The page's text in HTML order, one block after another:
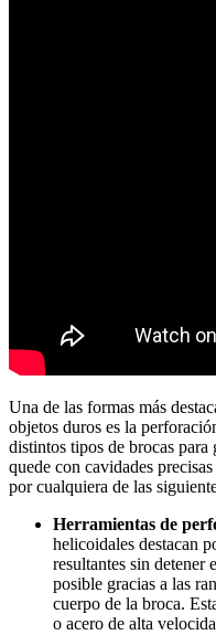
Una de las formas más
objetos duros es la
distintos tipos de brocas para
quede con cavidades
por cualquiera de las
Herramientas de
helicoidales destacan
resultantes sin detener
posible gracias a las
cuerpo de la broca.
o acero de alta